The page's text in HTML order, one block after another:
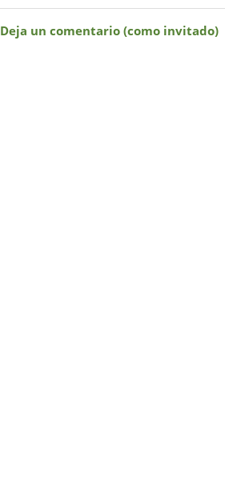
Deja un comentario (como invitado)